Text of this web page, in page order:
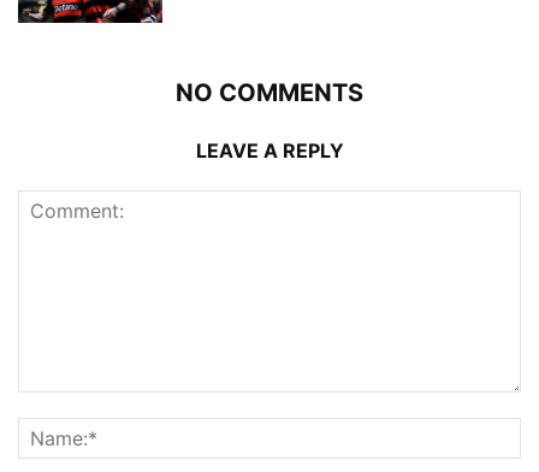
NO COMMENTS
LEAVE A REPLY